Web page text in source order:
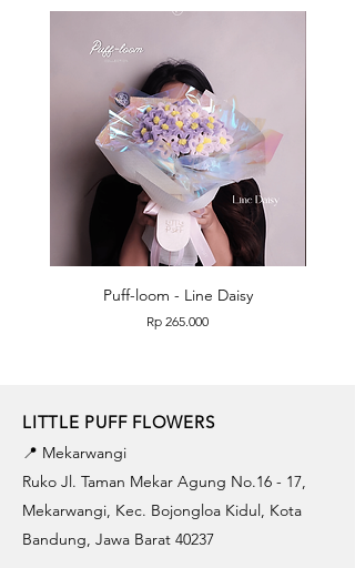
Puff-loom - Line Daisy
Price
Rp 265.000
LITTLE PUFF FLOWERS
📍 Mekarwangi
Ruko Jl. Taman Mekar Agung No.16 - 17,
Mekarwangi, Kec. Bojongloa Kidul, Kota
Bandung, Jawa Barat 40237